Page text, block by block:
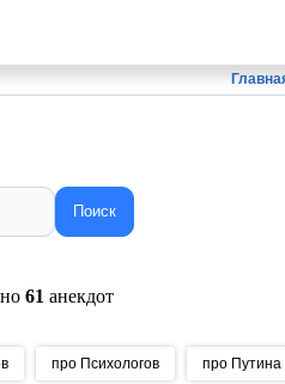
Поиск
61 анекдот
про Психологов про Путина